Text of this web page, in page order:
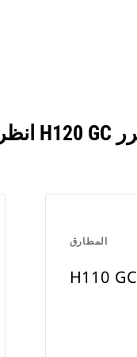
المطارق
H110 GC